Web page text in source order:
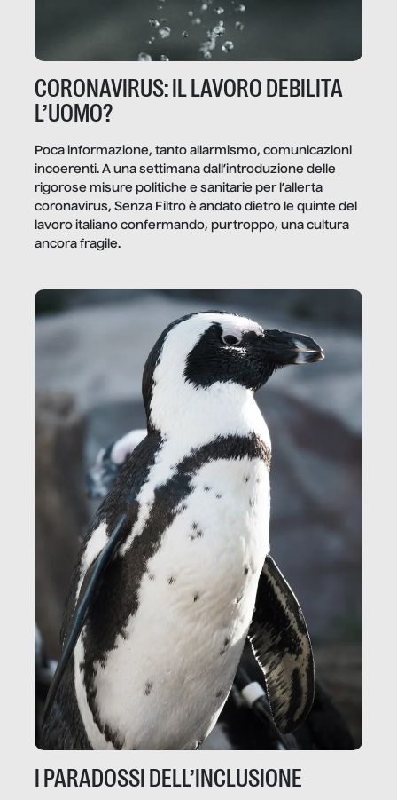
CORONAVIRUS: IL LAVORO DEBILITA
L’UOMO?
Poca informazione, tanto allarmismo, comunicazioni
incoerenti. A una settimana dall’introduzione delle
rigorose misure politiche e sanitarie per l’allerta
coronavirus, Senza Filtro è andato dietro le quinte del
lavoro italiano confermando, purtroppo, una cultura
ancora fragile.
I PARADOSSI DELL’INCLUSIONE